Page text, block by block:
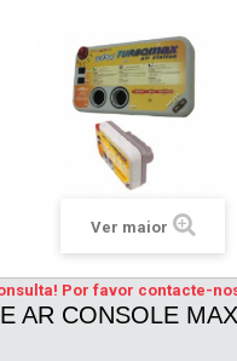
Ver maior
Por favor contacte-
AR CONSOLE